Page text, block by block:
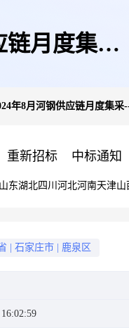
月度集采-
年8月河钢供应链月度集
重新招标 中标通知
山东湖北四川 河北河南天津山
石家庄市 鹿泉区